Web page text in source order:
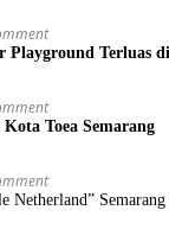
Playground Terluas
Toea Semarang
Netherland”